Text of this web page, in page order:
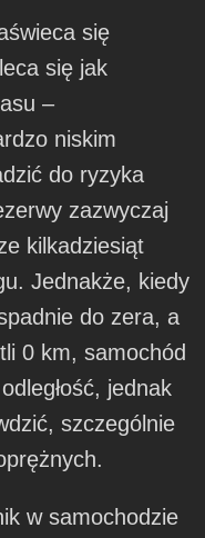
się
się jak
–
niskim
do ryzyka
zazwyczaj
kilkadziesiąt
Jednakże, kiedy
do zera, a
0 km, samochód
jednak
szczególnie
w samochodzie